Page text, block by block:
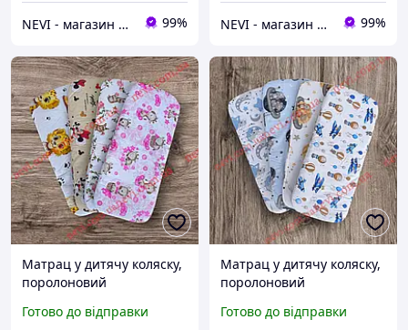
NEVI - магазин дитячих товарів 99% NEVI - магазин дитячих товарів 99%
Матрац у дитячу коляску,
поролоновий
Готово до відправки
Матрац у дитячу коляску,
поролоновий
Готово до відправки